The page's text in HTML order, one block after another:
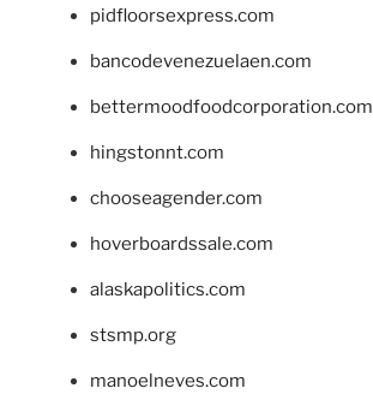
pidfloorsexpress.com
bancodevenezuelaen.com
bettermoodfoodcorporation.com
hingstonnt.com
chooseagender.com
hoverboardssale.com
alaskapolitics.com
stsmp.org
manoelneves.com